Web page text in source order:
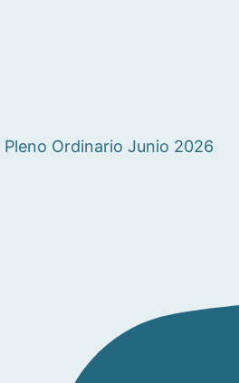
Pleno Ordinario Junio 2026